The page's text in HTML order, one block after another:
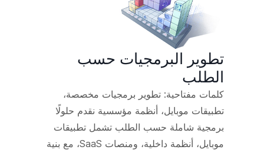
تطوير البرمجيات حسب
الطلب
كلمات مفتاحية: تطوير برمجيات مخصصة،
تطبيقات موبايل، أنظمة مؤسسية نقدم حلولًا
برمجية شاملة حسب الطلب تشمل تطبيقات
موبايل، أنظمة داخلية، ومنصات SaaS، مع بنية